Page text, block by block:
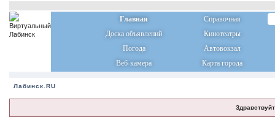
Главная
Справочная
Доска объявлений
Кинотеатры
Погода
Автовокзал
Веб-камера
Карта города
Лабинск.RU